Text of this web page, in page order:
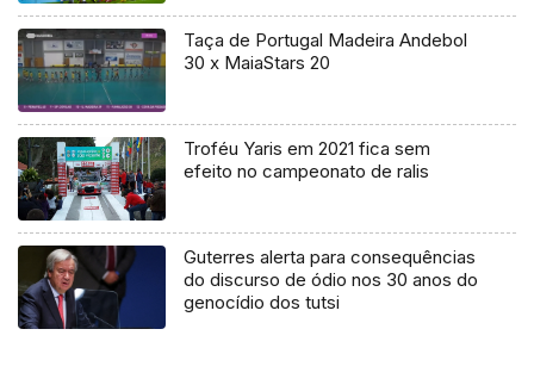
Taça de Portugal Madeira Andebol
30 x MaiaStars 20
Troféu Yaris em 2021 fica sem
efeito no campeonato de ralis
Guterres alerta para consequências
do discurso de ódio nos 30 anos do
genocídio dos tutsi